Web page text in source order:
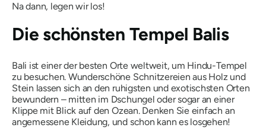
Na dann, legen wir los!
Die schönsten Tempel Balis
Bali ist einer der besten Orte weltweit, um Hindu-Tempel
zu besuchen. Wunderschöne Schnitzereien aus Holz und
Stein lassen sich an den ruhigsten und exotischsten Orten
bewundern – mitten im Dschungel oder sogar an einer
Klippe mit Blick auf den Ozean. Denken Sie einfach an
angemessene Kleidung, und schon kann es losgehen!